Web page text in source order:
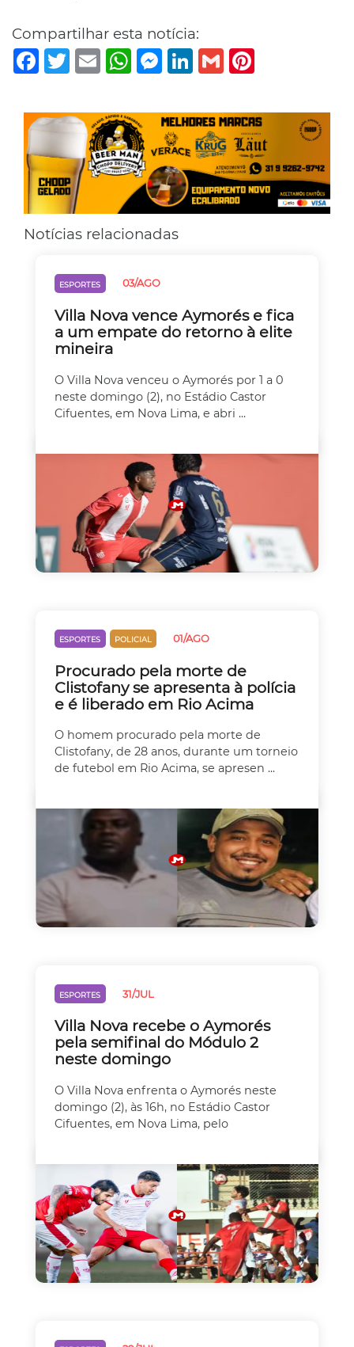
Compartilhar esta notícia:
Facebook
TwitterEmail WhatsAppMessenger
LinkedIn
Gmail
Notícias relacionadas
ESPORTES 03/AGO
Villa Nova vence Aymorés e fica
a um empate do retorno à elite
mineira
O Villa Nova venceu o Aymorés por 1 a 0
neste domingo (2), no Estádio Castor
Cifuentes, em Nova Lima, e abri ...
ESPORTES POLICIAL 01/AGO
Procurado pela morte de
Clistofany se apresenta à polícia
e é liberado em Rio Acima
O homem procurado pela morte de
Clistofany, de 28 anos, durante um torneio
de futebol em Rio Acima, se apresen ...
ESPORTES 31/JUL
Villa Nova recebe o Aymorés
pela semifinal do Módulo 2
neste domingo
O Villa Nova enfrenta o Aymorés neste
domingo (2), às 16h, no Estádio Castor
Cifuentes, em Nova Lima, pelo